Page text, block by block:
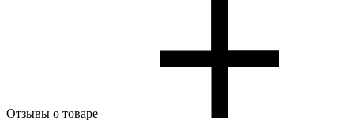
Отзывы о товаре